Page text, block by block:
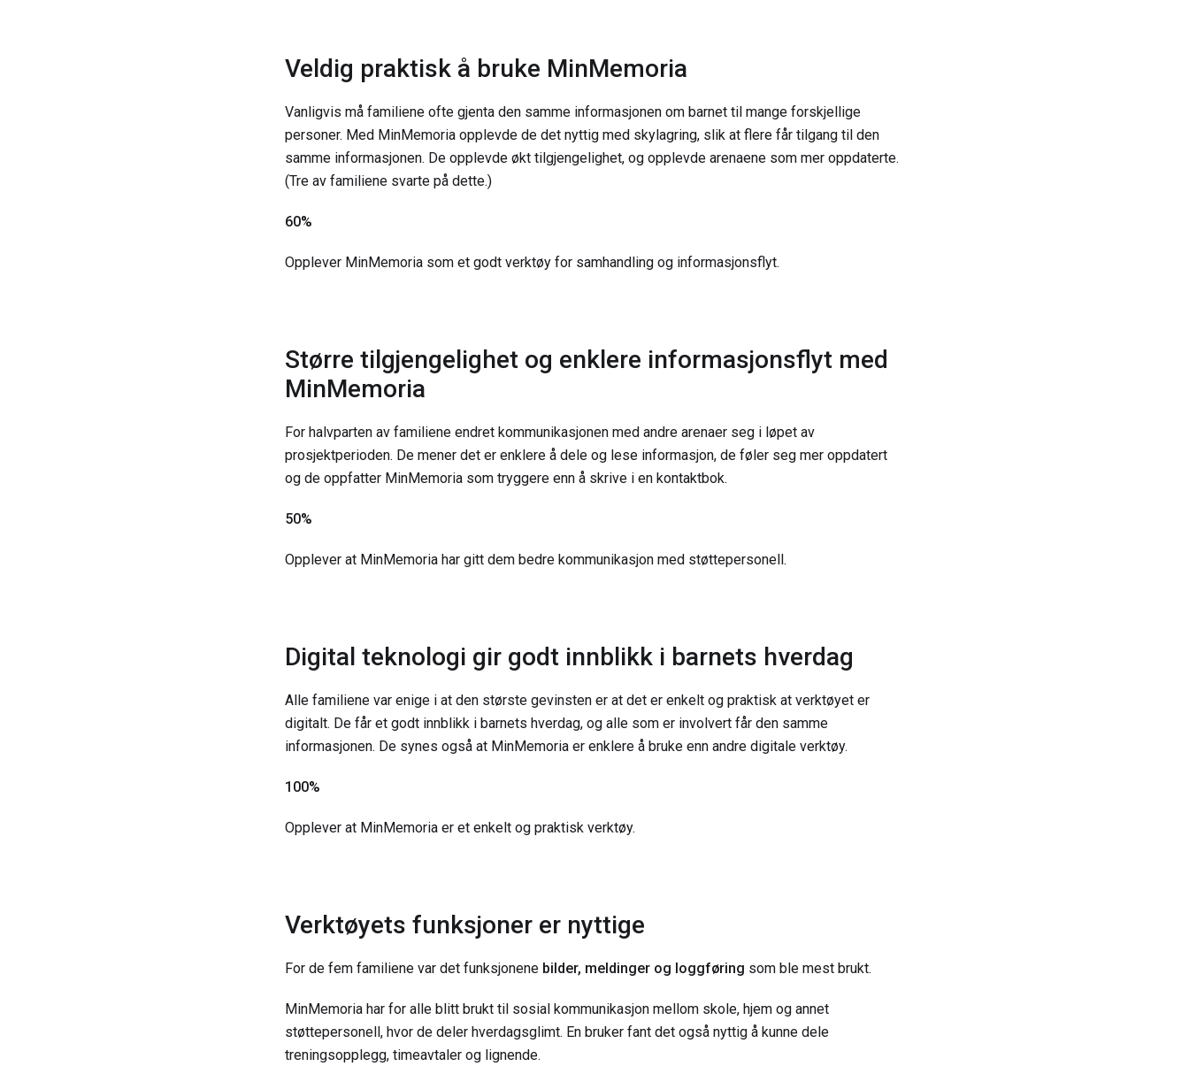
Veldig praktisk å bruke MinMemoria
Vanligvis må familiene ofte gjenta den samme informasjonen om barnet til mange forskjellige
personer. Med MinMemoria opplevde de det nyttig med skylagring, slik at flere får tilgang til den
samme informasjonen. De opplevde økt tilgjengelighet, og opplevde arenaene som mer oppdaterte.
(Tre av familiene svarte på dette.)
60%
Opplever MinMemoria som et godt verktøy for samhandling og informasjonsflyt.
Større tilgjengelighet og enklere informasjonsflyt med
MinMemoria
For halvparten av familiene endret kommunikasjonen med andre arenaer seg i løpet av
prosjektperioden. De mener det er enklere å dele og lese informasjon, de føler seg mer oppdatert
og de oppfatter MinMemoria som tryggere enn å skrive i en kontaktbok.
50%
Opplever at MinMemoria har gitt dem bedre kommunikasjon med støttepersonell.
Digital teknologi gir godt innblikk i barnets hverdag
Alle familiene var enige i at den største gevinsten er at det er enkelt og praktisk at verktøyet er
digitalt. De får et godt innblikk i barnets hverdag, og alle som er involvert får den samme
informasjonen. De synes også at MinMemoria er enklere å bruke enn andre digitale verktøy.
100%
Opplever at MinMemoria er et enkelt og praktisk verktøy.
Verktøyets funksjoner er nyttige
For de fem familiene var det funksjonene bilder, meldinger og loggføring som ble mest brukt.
MinMemoria har for alle blitt brukt til sosial kommunikasjon mellom skole, hjem og annet
støttepersonell, hvor de deler hverdagsglimt. En bruker fant det også nyttig å kunne dele
treningsopplegg, timeavtaler og lignende.